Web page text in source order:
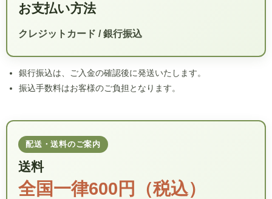
お支払い方法
クレジットカード / 銀行振込
銀行振込は、ご入金の確認後に発送いたします。
振込手数料はお客様のご負担となります。
配送・送料のご案内
送料
全国一律600円（税込）